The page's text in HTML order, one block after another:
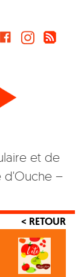
et de
d'Ouche –
< RETOUR